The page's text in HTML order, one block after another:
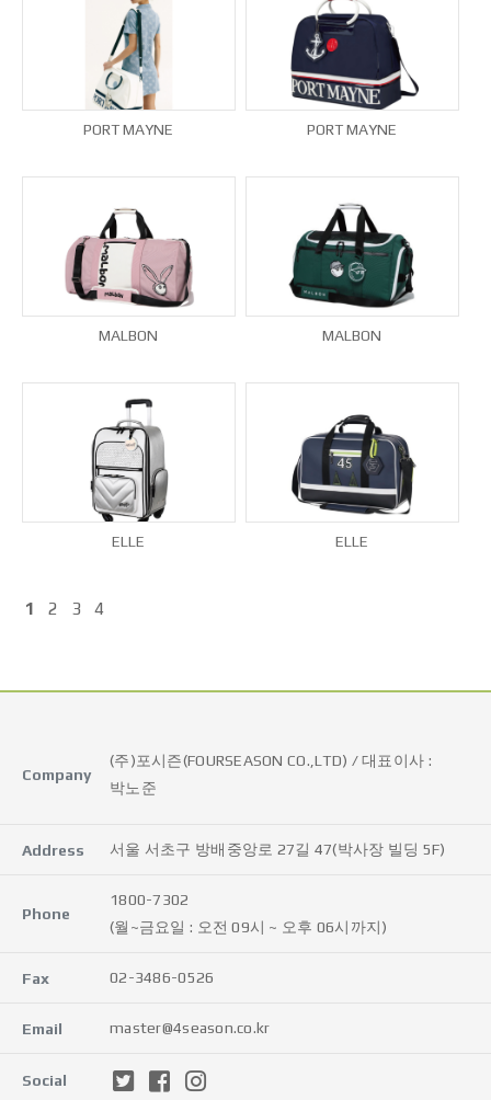
PORT MAYNE PORT MAYNE
MALBON MALBON
ELLE ELLE
1 2 3 4
Company
(주)포시즌(FOURSEASON CO.,LTD) / 대표이사 :
박노준
Address 서울 서초구 방배중앙로 27길 47(박사장 빌딩 5F)
Phone
1800-7302
(월~금요일 : 오전 09시 ~ 오후 06시까지)
Fax 02-3486-0526
Email master@4season.co.kr
Social